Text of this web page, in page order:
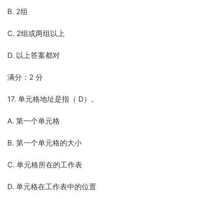
B. 2组
C. 2组或两组以上
D. 以上答案都对
满分：2 分
17. 单元格地址是指（ D）。
A. 第一个单元格
B. 第一个单元格的大小
C. 单元格所在的工作表
D. 单元格在工作表中的位置